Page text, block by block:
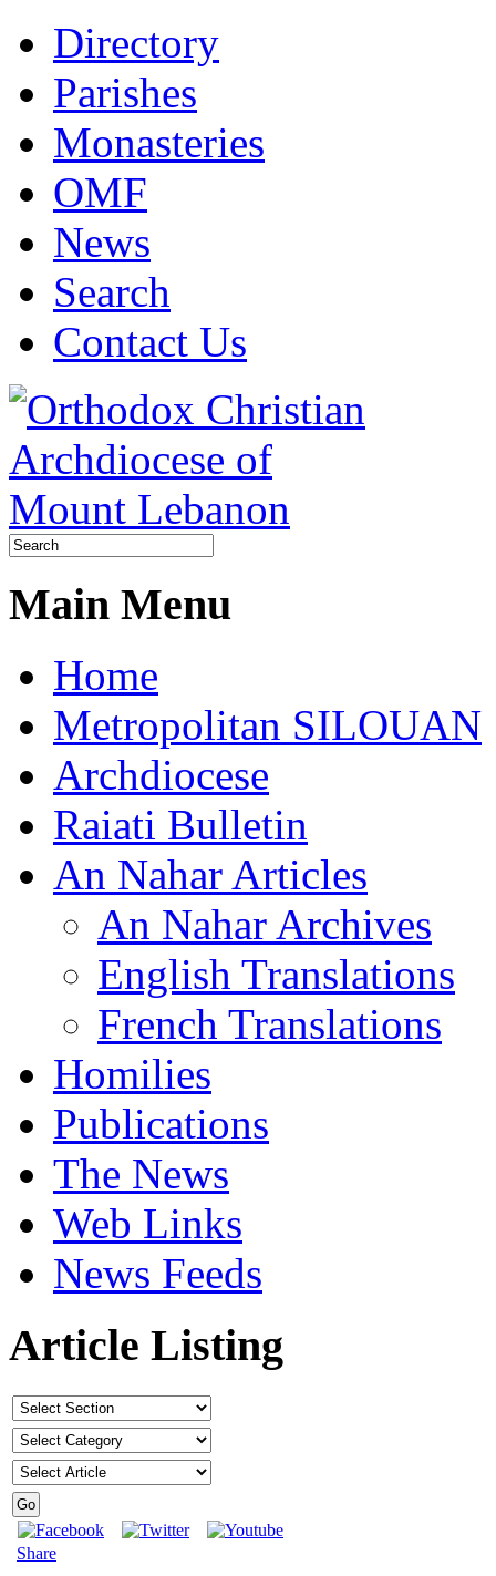
Directory
Parishes
Monasteries
OMF
News
Search
Contact Us
Main Menu
Home
Metropolitan SILOUAN
Archdiocese
Raiati Bulletin
An Nahar Articles
An Nahar Archives
English Translations
French Translations
Homilies
Publications
The News
Web Links
News Feeds
Article Listing
Share